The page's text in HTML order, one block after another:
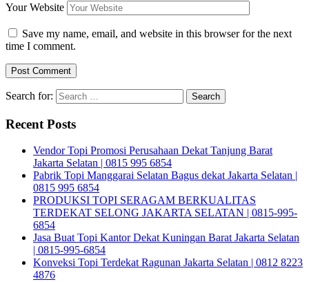
Your Website
Save my name, email, and website in this browser for the next
time I comment.
Search for:
Recent Posts
Vendor Topi Promosi Perusahaan Dekat Tanjung Barat
Jakarta Selatan | 0815 995 6854
Pabrik Topi Manggarai Selatan Bagus dekat Jakarta Selatan |
0815 995 6854
PRODUKSI TOPI SERAGAM BERKUALITAS
TERDEKAT SELONG JAKARTA SELATAN | 0815-995-
6854
Jasa Buat Topi Kantor Dekat Kuningan Barat Jakarta Selatan
| 0815-995-6854
Konveksi Topi Terdekat Ragunan Jakarta Selatan | 0812 8223
4876